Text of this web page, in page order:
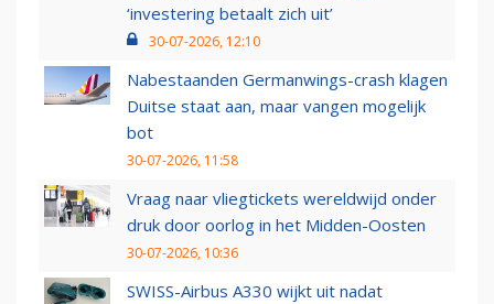
‘investering betaalt zich uit’
30-07-2026, 12:10
Nabestaanden Germanwings-crash klagen
Duitse staat aan, maar vangen mogelijk
bot
30-07-2026, 11:58
Vraag naar vliegtickets wereldwijd onder
druk door oorlog in het Midden-Oosten
30-07-2026, 10:36
SWISS-Airbus A330 wijkt uit nadat